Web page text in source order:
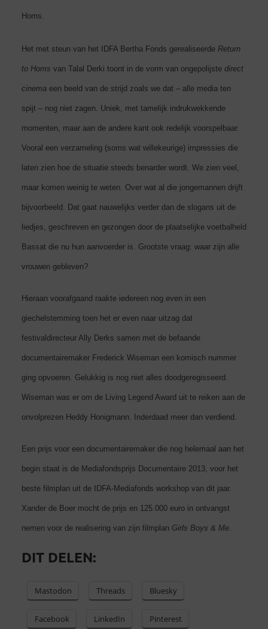
Homs.
Het met steun van het IDFA Bertha Fonds gerealiseerde Return
to Homs van Talal Derki toont in de vorm van ongepolijste direct
cinemaeen beeld van de strijd zoals we dat – alle media ten
spijt – nog niet zagen. Uniek, met tamelijk indrukwekkende
momenten, maar aan de andere kant ook redelijk voorspelbaar.
Vooral een verzameling (soms wat willekeurige) impressies die
laten zien hoe de situatie steeds benarder wordt. We zien veel,
maar komen weinig te weten. Over wat al die jongemannen drijft
bijvoorbeeld. Dat gaat nauwelijks verder dan de slogans uit de
liedjes, geschreven en gezongen door de plaatselijke voetbalheld
Bassat die nu hun aanvoerder is. Grootste vraag: waar zijn alle
vrouwen gebleven?
Hieraan voorafgaand raakte iedereen nog even in een
giechelstemming toen het er even naar uitzag dat
festivaldirecteur Ally Derks samen met de befaande
documentairemaker Frederick Wiseman een komisch nummer
ging opvoeren. Gelukkig is nog niet alles doodgeregisseerd.
Wiseman was er om de Living Legend Award uit te reiken aan de
onvolprezen Heddy Honigmann. Inderdaad meer dan verdiend.
Een prijs voor een documentairemaker die nog helemaal aan het
begin staat is de Mediafondsprijs Documentaire 2013, voor het
beste filmplan uit de IDFA-Mediafonds workshop van dit jaar.
Xander de Boer mocht de prijs en 125.000 euro in ontvangst
nemen voor de realisering van zijn filmplan Girls Boys & Me.
DIT DELEN:
Mastodon Threads Bluesky
Facebook LinkedIn Pinterest